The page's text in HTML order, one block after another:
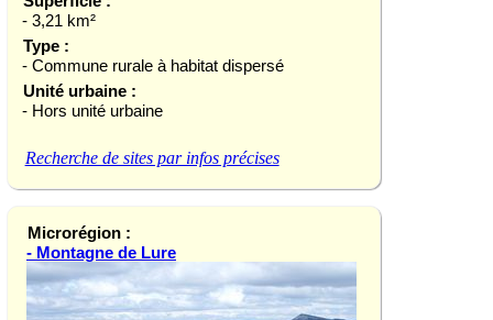
- 3,21 km²
Type :
- Commune rurale à habitat dispersé
Unité urbaine :
- Hors unité urbaine
Recherche de sites par infos précises
Microrégion :
- Montagne de Lure